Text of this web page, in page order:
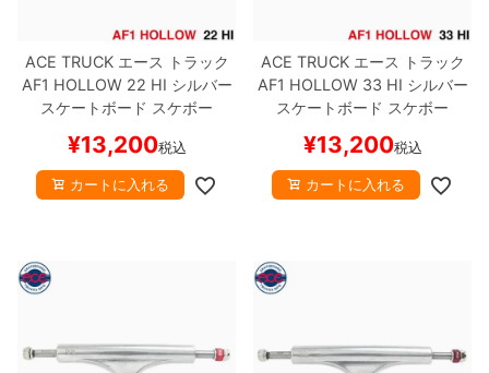
ACE TRUCKエース トラック
AF1 HOLLOW22 HI シルバー
スケートボード スケボー
¥13,200税込
カートに入れる
ACE TRUCKエース トラック
AF1 HOLLOW33 HI シルバー
スケートボード スケボー
¥13,200税込
カートに入れる